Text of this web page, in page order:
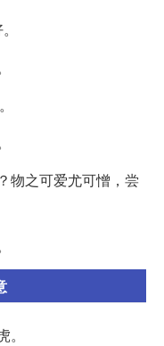
物之可爱尤可憎，尝